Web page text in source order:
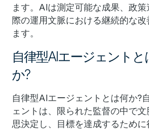
ます。AIは測定可能な成果、政
際の運用文脈における継続的な
ます。
自律型AIエージェント
か?
自律型AIエージェントとは何か?
ェントは、限られた監督の中で
思決定し、目標を達成するために